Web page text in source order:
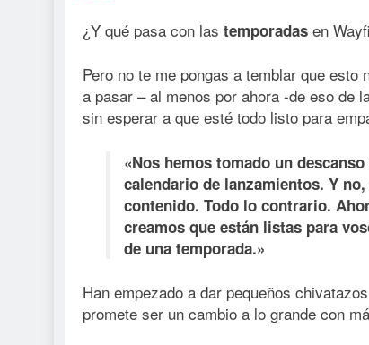
¿Y qué pasa con las temporadas en
Pero no te me pongas a temblar que
a pasar – al menos por ahora -de eso de
sin esperar a que esté todo listo para
«Nos hemos tomado un
calendario de lanzamientos. Y
contenido. Todo lo contrario.
creamos que están listas para
de una temporada.»
Han empezado a dar pequeños
promete ser un cambio a lo grande con